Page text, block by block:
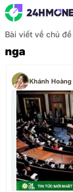
Bài viết về chủ đề
nga
Khánh Hoàng